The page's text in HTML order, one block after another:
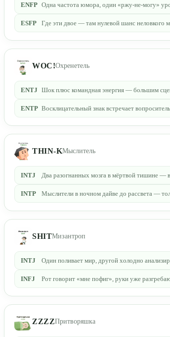
ENFP Одна частота юмора, один «ржу-не-могу»
ESFP Где эти двое — там нулевой шанс неловкого
WOC!Охренетель
ENTJ Шок плюс командная энергия — большим
ENTP Восклицательный знак встречает
THIN-KМыслитель
INTJ Два разогнанных мозга в мёртвой тишине —
INTP Мыслители в ночном дайве до рассвета —
SHITМизантроп
INTJ Один поливает мир, другой холодно
INFJ Рот говорит «мне пофиг», руки уже
ZZZZПритворяшка